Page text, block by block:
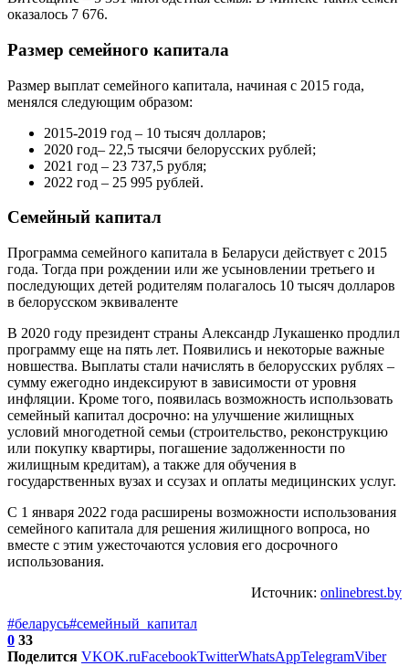
оказалось 7 676.
Размер семейного капитала
Размер выплат семейного капитала, начиная с 2015 года,
менялся следующим образом:
2015-2019 год – 10 тысяч долларов;
2020 год– 22,5 тысячи белорусских рублей;
2021 год – 23 737,5 рубля;
2022 год – 25 995 рублей.
Семейный капитал
Программа семейного капитала в Беларуси действует с 2015
года. Тогда при рождении или же усыновлении третьего и
последующих детей родителям полагалось 10 тысяч долларов
в белорусском эквиваленте
В 2020 году президент страны Александр Лукашенко продлил
программу еще на пять лет. Появились и некоторые важные
новшества. Выплаты стали начислять в белорусских рублях –
сумму ежегодно индексируют в зависимости от уровня
инфляции. Кроме того, появилась возможность использовать
семейный капитал досрочно: на улучшение жилищных
условий многодетной семьи (строительство, реконструкцию
или покупку квартиры, погашение задолженности по
жилищным кредитам), а также для обучения в
государственных вузах и ссузах и оплаты медицинских услуг.
С 1 января 2022 года расширены возможности использования
семейного капитала для решения жилищного вопроса, но
вместе с этим ужесточаются условия его досрочного
использования.
Источник: onlinebrest.by
#беларусь#семейный_капитал
0 33
Поделится VKOK.ruFacebookTwitterWhatsAppTelegramViber